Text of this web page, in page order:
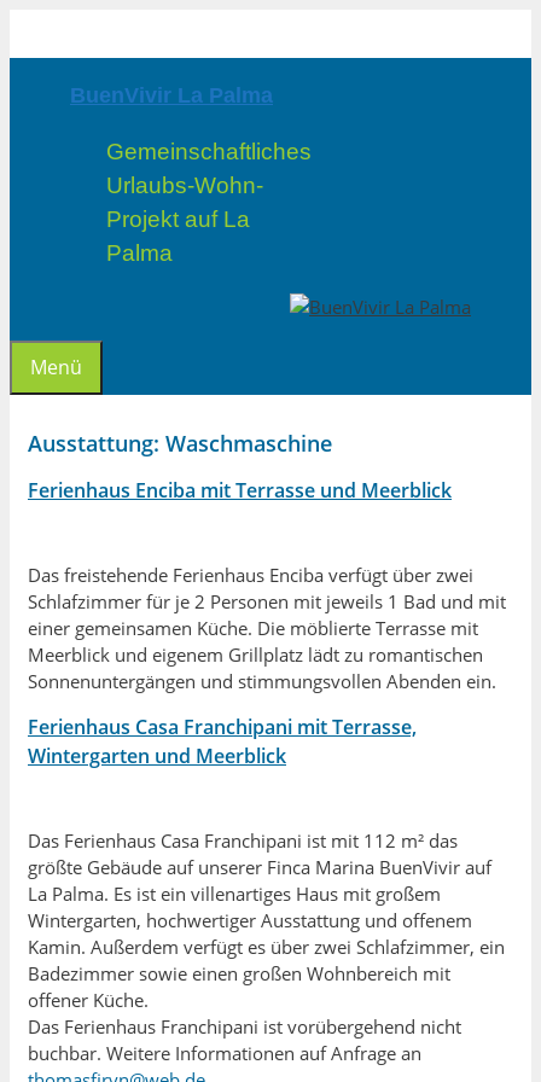
BuenVivir La Palma
Gemeinschaftliches
Urlaubs-Wohn-
Projekt auf La
Palma
Menü
Ausstattung: Waschmaschine
Ferienhaus Enciba mit Terrasse und Meerblick
Das freistehende Ferienhaus Enciba verfügt über zwei
Schlafzimmer für je 2 Personen mit jeweils 1 Bad und mit
einer gemeinsamen Küche. Die möblierte Terrasse mit
Meerblick und eigenem Grillplatz lädt zu romantischen
Sonnenuntergängen und stimmungsvollen Abenden ein.
Ferienhaus Casa Franchipani mit Terrasse,
Wintergarten und Meerblick
Das Ferienhaus Casa Franchipani ist mit 112 m² das
größte Gebäude auf unserer Finca Marina BuenVivir auf
La Palma. Es ist ein villenartiges Haus mit großem
Wintergarten, hochwertiger Ausstattung und offenem
Kamin. Außerdem verfügt es über zwei Schlafzimmer, ein
Badezimmer sowie einen großen Wohnbereich mit
offener Küche.
Das Ferienhaus Franchipani ist vorübergehend nicht
buchbar. Weitere Informationen auf Anfrage an